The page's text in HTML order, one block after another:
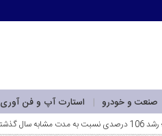
صنعت و خودرو استارت آپ و فن آوری